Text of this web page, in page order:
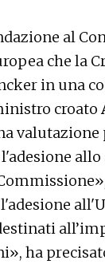
al
che la
in una
croato
allo
ha